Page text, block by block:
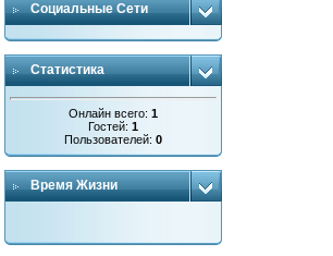
Социальные Сети
Статистика
Онлайн всего:1
Гостей:1
Пользователей:0
Время Жизни